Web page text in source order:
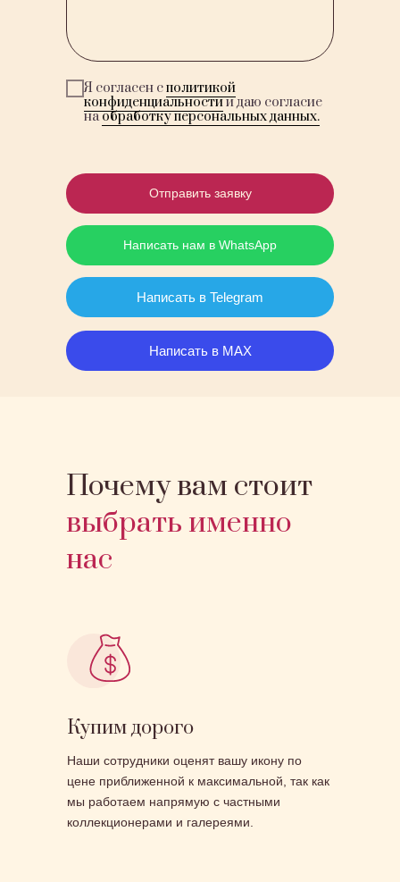
Я согласен сполитикой
конфиденциальностии даю согласие
наобработку персональных данных.
Отправить заявку
Написать нам в WhatsApp
Написать в MAX
Написать в Telegram
Почему вам стоит
выбрать именно
нас
Купим дорого
Наши сотрудники оценят вашу икону по
цене приближенной к максимальной, так как
мы работаем напрямую с частными
коллекционерами и галереями.